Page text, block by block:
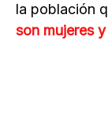
la población
son mujeres